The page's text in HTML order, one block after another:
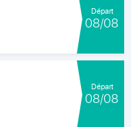
Départ
08/08
Départ
08/08